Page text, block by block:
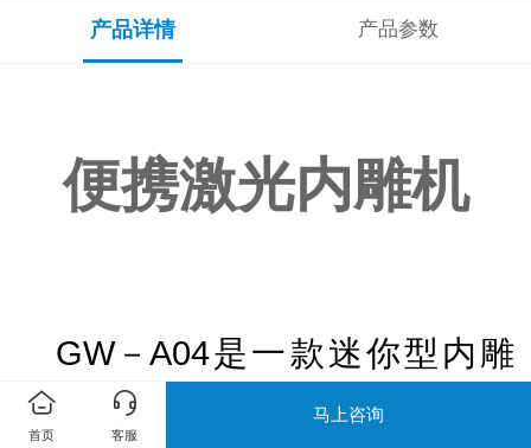
产品详情 产品参数
便携激光内雕机
GW－A04是一款迷你型内雕
机，体积小，重量轻，携带方
首页 客服
马上咨询